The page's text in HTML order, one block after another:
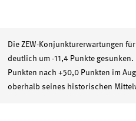
Die ZEW-Konjunkturerwartungen
deutlich um -11,4 Punkte
Punkten nach +50,0 Punkten im
oberhalb seines historischen